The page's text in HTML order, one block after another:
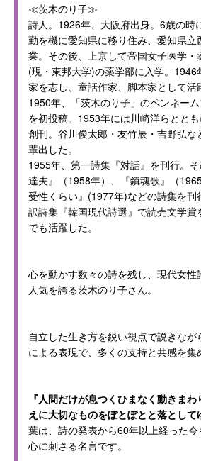
≪茨木のり子≫
詩人。1926年、大阪府出身。6歳の時
勤を機に愛知県に移り住み、愛知県
業。その後、上京して帝国女子医学・
(現・東邦大学)の薬学部に入学。1946
家を志し、童話作家、脚本家として活
1950年、「茨木のり子」のペンネー
を初投稿。1953年には川崎洋らとと
創刊。谷川俊太郎・友竹辰・吉野弘な
輩出した。
1955年、第一詩集『対話』を刊行。
達夫』（1958年）、『鎮魂歌』（
受性くらい』(1977年)などの詩集を刊
訳詩集『韓国現代詩選』で読売文学
でも活躍した。
心を動かす数々の詩を残し、現代女性
人気を誇る茨木のり子さん。
自立した生き方を鋭い視点で説きな
による表現で、多くの支持と共感を集
『人間だけが息つくひまなく動きま
えに大切なものをぽとぽとと落として
葉は、詩の発表から60年以上経った
心に刺さる名言です。